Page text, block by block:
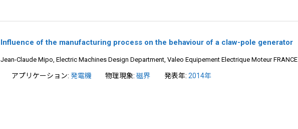
Influence of the manufacturing process on the behaviour of a claw-pole generator
Jean-Claude Mipo, Electric Machines Design Department, Valeo Equipement Electrique Moteur FRANCE
アプリケーション: 発電機 物理現象:磁界 発表年: 2014年